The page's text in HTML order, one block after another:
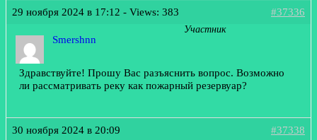
29 ноября 2024 в 17:12 - Views: 383 #37336
Smershnn
Участник
Здравствуйте! Прошу Вас разъяснить вопрос. Возможно
ли рассматривать реку как пожарный резервуар?
30 ноября 2024 в 20:09 #37338